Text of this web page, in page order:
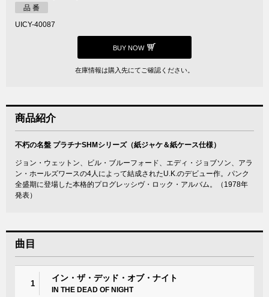
品 番
UICY-40087
BUY NOW
在庫情報は購入先にてご確認ください。
商品紹介
不朽の名盤 プラチナSHMシリーズ（紙ジャケ＆紙ケース仕様）
ジョン・ウェットン、ビル・ブルーフォード、エディ・ジョブソン、アラ
ン・ホールズワースの4人によって結成されたU.K.のデビュー作。パンク
全盛期に登場した本格的プログレッシヴ・ロック・アルバム。（1978年
発表）
曲目
1
イン・ザ・デッド・オブ・ナイト
IN THE DEAD OF NIGHT